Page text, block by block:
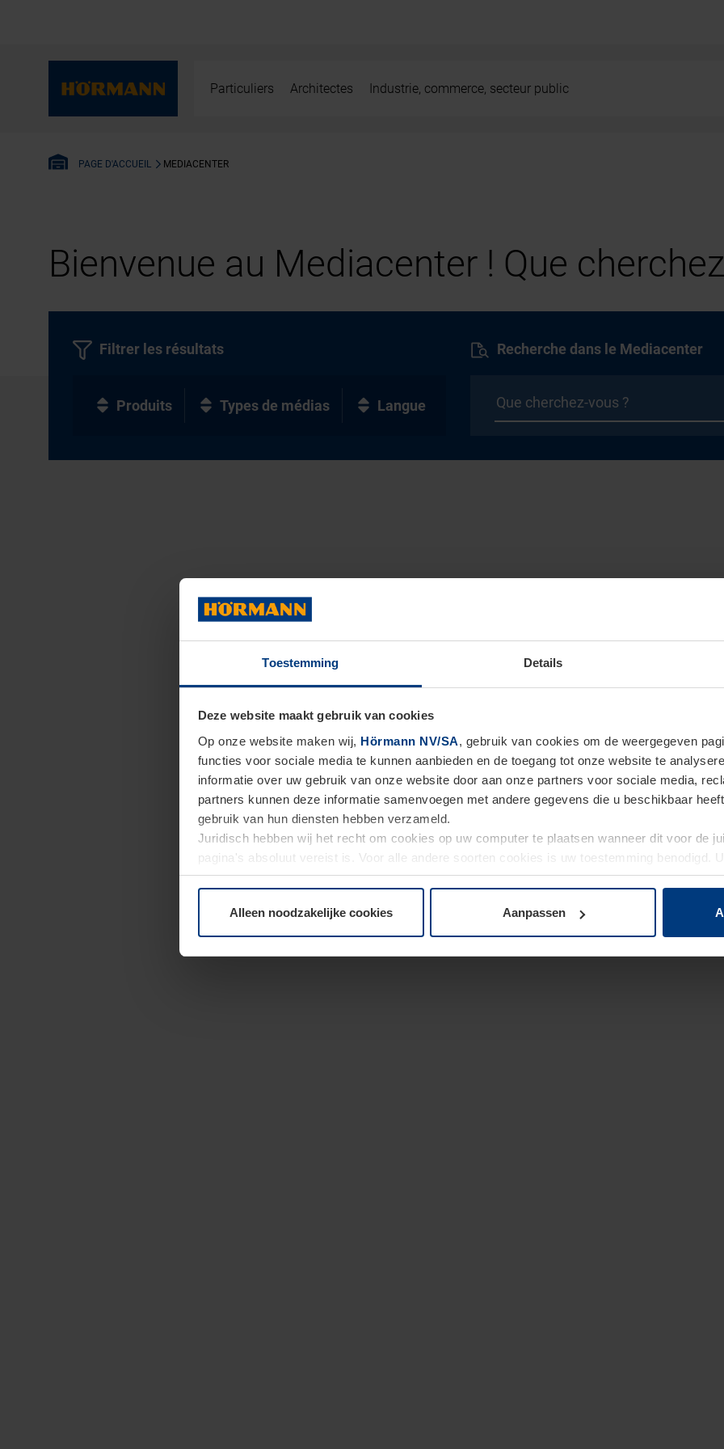
Toestemming Details
Deze website maakt gebruik van cookies
Op onze website maken wij, Hörmann NV/SA, gebruik van cookies om de weergegeven
functies voor sociale media te kunnen aanbieden en de toegang tot onze website te
informatie over uw gebruik van onze website door aan onze partners voor sociale media,
partners kunnen deze informatie samenvoegen met andere gegevens die u beschikbaar
gebruik van hun diensten hebben verzameld.
Juridisch hebben wij het recht om cookies op uw computer te plaatsen wanneer dit voor de
pagina's absoluut vereist is. Voor alle andere soorten cookies is uw toestemming benodigd.
moment bij de uitleg van de cookies op paginaPrivacyverklaringop onze website wijzigen
Alleen noodzakelijke cookies Aanpassen
Particuliers Architectes Industrie, commerce, secteur public
PAGE D'ACCUEIL MEDIACENTER
Bienvenue au Mediacenter ! Que
Recherche dans le Mediacenter
Filtrer les résultats
Produits Types de médias Langue